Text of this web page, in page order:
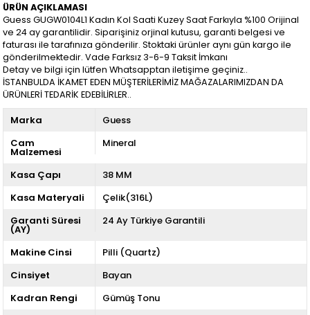
ÜRÜN AÇIKLAMASI
Guess GUGW0104L1 Kadın Kol Saati Kuzey Saat Farkıyla %100 Orijinal
ve 24 ay garantilidir. Siparişiniz orjinal kutusu, garanti belgesi ve
faturası ile tarafınıza gönderilir. Stoktaki ürünler aynı gün kargo ile
gönderilmektedir. Vade Farksız 3-6-9 Taksit İmkanı
Detay ve bilgi için lütfen Whatsapptan iletişime geçiniz..
İSTANBULDA İKAMET EDEN MÜŞTERİLERİMİZ MAĞAZALARIMIZDAN DA
ÜRÜNLERİ TEDARİK EDEBİLİRLER..
Marka
Guess
Cam
Malzemesi
Mineral
Kasa Çapı
38 MM
Kasa Materyali
Çelik(316L)
Garanti Süresi
(AY)
24 Ay Türkiye Garantili
Makine Cinsi
Pilli (Quartz)
Cinsiyet
Bayan
Kadran Rengi
Gümüş Tonu